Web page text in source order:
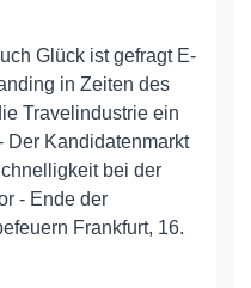
Glück ist gefragt E-
in Zeiten des
Travelindustrie ein
Der Kandidatenmarkt
bei der
- Ende der
Frankfurt, 16.